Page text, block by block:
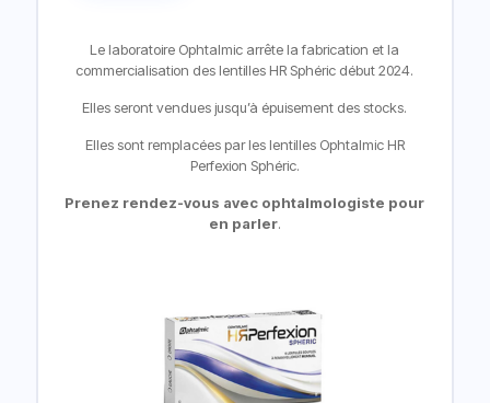
Le laboratoire Ophtalmic arrête la fabrication et la
commercialisation des lentilles HR Sphéric début 2024.
Elles seront vendues jusqu’à épuisement des stocks.
Elles sont remplacées par les lentilles Ophtalmic HR
Perfexion Sphéric.
Prenez rendez-vous avec ophtalmologiste pour
en parler.